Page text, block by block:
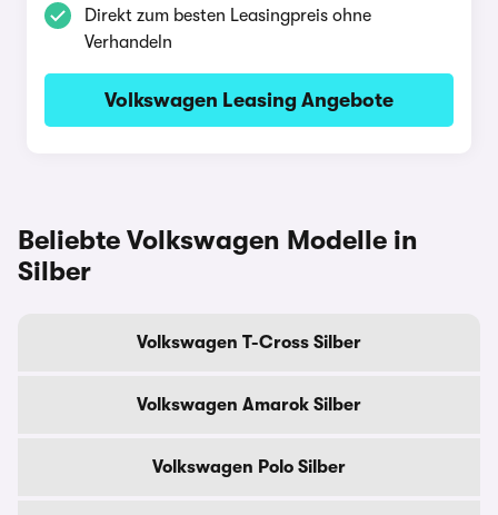
Direkt zum besten Leasingpreis ohne
Verhandeln
Volkswagen Leasing Angebote
Beliebte Volkswagen Modelle in
Silber
Volkswagen T-Cross Silber
Volkswagen Amarok Silber
Volkswagen Polo Silber